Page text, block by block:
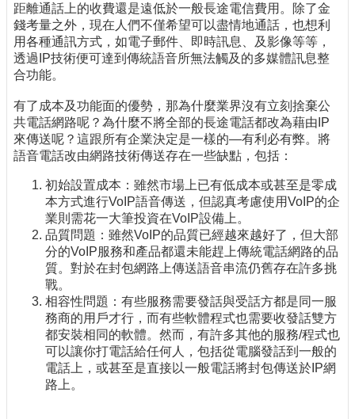
產
業
專
欄
距離通話上的收費還是遠低於一般長途電信費用。除了金
錢考量之外，現在人們不僅希望可以盡情地通話，也想利
用各種通訊方式，如電子郵件、即時訊息、及影像等等，
透過IP技術便可達到傳統語音所無法觸及的多媒體訊息整
合功能。
有了成本及功能面的優勢，那為什麼業界沒有立刻捨棄公
共電話網路呢？為什麼不將全部的長途電話都改為藉由IP
來傳送呢？這跟所有企業決定是一樣的—有利必有弊。將
語音電話改由網路技術傳送存在一些缺點，包括：
初始設置成本：雖然市場上已有低成本或甚至是零成
本方式進行VoIP語音傳送，但認真考慮使用VoIP的企
業則需花一大筆投資在VoIP設備上。
品質問題：雖然VoIP的品質已經越來越好了，但大部
分的VoIP服務和產品都還未能趕上傳統電話網路的品
質。對於在封包網路上傳送語音串流仍舊存在許多挑
戰。
相容性問題：有些服務需要發話與受話方都是同一服
務商的用戶才行，而有些軟體程式也需要收發話雙方
都安裝相同的軟體。然而，有許多其他的服務/程式也
可以讓你打電話給任何人，包括從電腦發話到一般的
電話上，或甚至是直接以一般電話將封包傳送於IP網
路上。